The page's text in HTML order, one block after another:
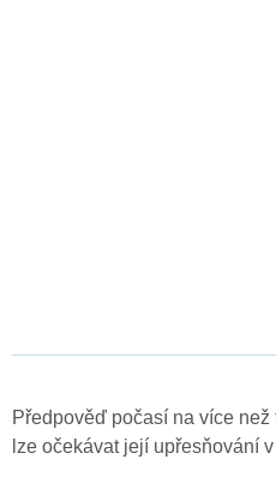
Předpověď počasí na více
lze očekávat její upřesňování